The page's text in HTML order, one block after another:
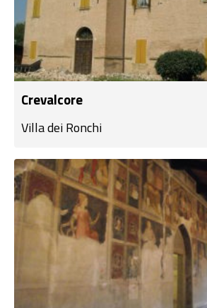
Crevalcore
Villa dei Ronchi